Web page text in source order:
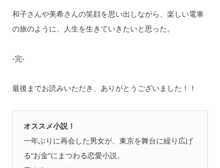
和子さんや美希さんの笑顔を思い出しながら、楽しい電車
の旅のように、人生を生きていきたいと思った。
-完-
最後までお読みいただき、ありがとうございました！！
オススメ小説！
一年ぶりに再会した男女が、東京を舞台に繰り広げ
る”お金”にまつわる恋愛小説。